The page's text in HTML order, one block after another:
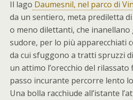
Il lago Daumesnil, nel parco di
da un sentiero, meta prediletta
o meno dilettanti, che inanellano
sudore, per lo più apparecchiati
da cui sfuggono a tratti spruzzi
un attimo l’orecchio del rilassato
passo incurante percorre lento
Una bolla racchiude all’istante